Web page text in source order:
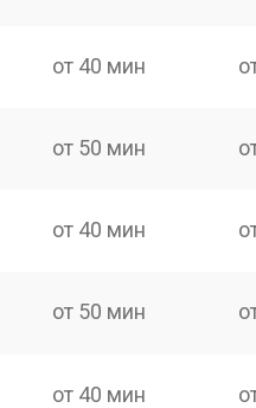
от 40 мин
от 50 мин
от 40 мин
от 50 мин
от 40 мин